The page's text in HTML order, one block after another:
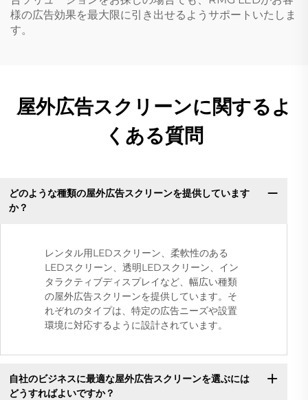
様の広告効果を最大限に引き出せるようサポートいたしま
す。
屋外広告スクリーンに関するよ
くある質問
どのような種類の屋外広告スクリーンを提供しています
か？
レンタル用LEDスクリーン、柔軟性のある
LEDスクリーン、透明LEDスクリーン、イン
タラクティブディスプレイなど、幅広い種類
の屋外広告スクリーンを提供しています。そ
れぞれのタイプは、特定の広告ニーズや設置
環境に対応するように設計されています。
自社のビジネスに最適な屋外広告スクリーンを選ぶには
どうすればよいですか？